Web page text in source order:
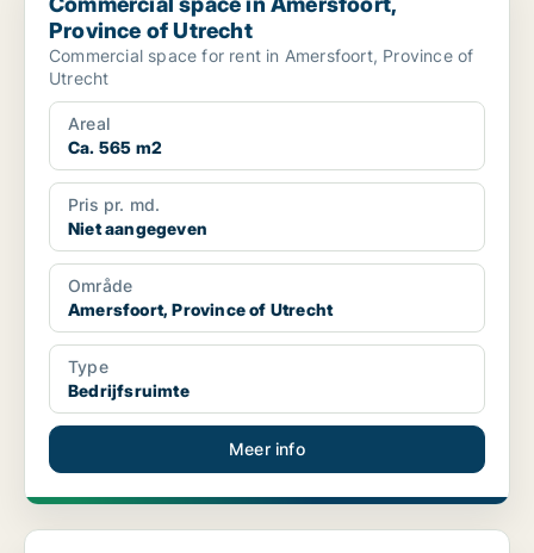
Province of Utrecht
Commercial space for rent in Amersfoort, Province of
Utrecht
Areal
Ca. 565 m2
Pris pr. md.
Niet aangegeven
Område
Amersfoort, Province of Utrecht
Type
Bedrijfsruimte
Meer info
Commercial space in Amersfoort, Province of Utrecht